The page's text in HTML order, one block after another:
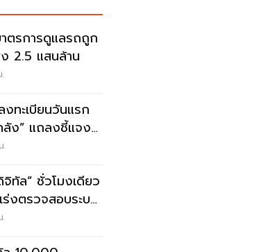
ตรการดูแลรถถูก
2.5 แสนล้าน
ทะเบียนวันแรก
ลัง” แถลงชี้แจง
.
จิทัล” ชั่วโมงเดียว
งตรวจสอบระบบ
.